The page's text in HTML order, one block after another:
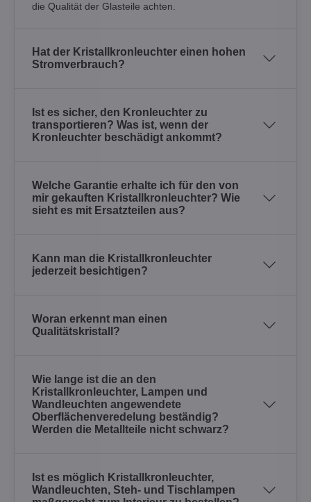
die Qualität der Glasteile achten.
Hat der Kristallkronleuchter einen hohen
Stromverbrauch?
Ist es sicher, den Kronleuchter zu
transportieren? Was ist, wenn der
Kronleuchter beschädigt ankommt?
Welche Garantie erhalte ich für den von
mir gekauften Kristallkronleuchter? Wie
sieht es mit Ersatzteilen aus?
Kann man die Kristallkronleuchter
jederzeit besichtigen?
Woran erkennt man einen
Qualitätskristall?
Wie lange ist die an den
Kristallkronleuchter, Lampen und
Wandleuchten angewendete
Oberflächenveredelung beständig?
Werden die Metallteile nicht schwarz?
Ist es möglich Kristallkronleuchter,
Wandleuchten, Steh- und Tischlampen